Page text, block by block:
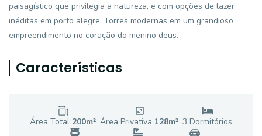
paisagístico que privilegia a natureza, e com opções de lazer
inéditas em porto alegre. Torres modernas em um grandioso
empreendimento no coração do menino deus.
Características
Área Total 200m² Área Privativa 128m² 3 Dormitórios